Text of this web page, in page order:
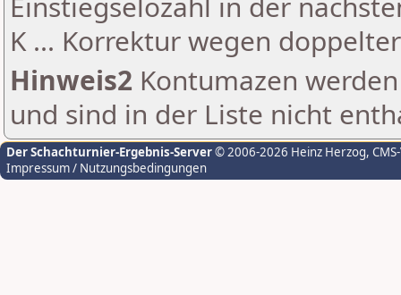
K ... Korrektur wegen
Hinweis2 Kontumazen
und sind in der Liste nicht
Der Schachturnier-Ergebnis-Server© 2006-2026 Heinz Herzog,
Impressum / Nutzungsbedingungen